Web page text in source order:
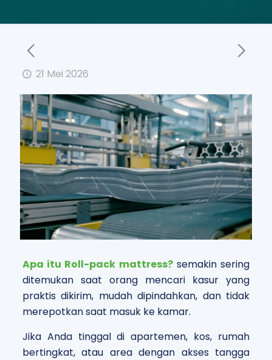
21 Mei 2026
Apa itu Roll-pack mattress?semakin sering
ditemukan saat orang mencari kasur yang
praktis dikirim, mudah dipindahkan, dan tidak
merepotkan saat masuk ke kamar.
Jika Anda tinggal di apartemen, kos, rumah
bertingkat, atau area dengan akses tangga